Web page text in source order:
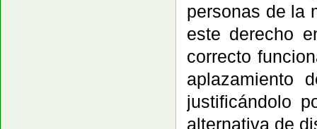
personas de la
este derecho
correcto
aplazamiento
justificándolo
alternativa de